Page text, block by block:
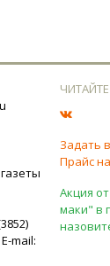
mail:
Задать
Прайс
Акция
маки" в